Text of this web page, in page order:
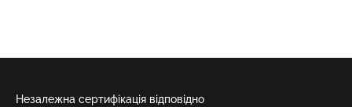
Незалежна сертифікація відповідно